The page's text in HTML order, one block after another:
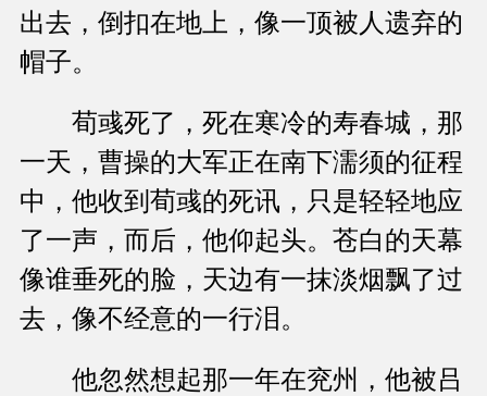
出去，倒扣在地上，像一顶被人遗弃的
帽子。
荀彧死了，死在寒冷的寿春城，那
一天，曹操的大军正在南下濡须的征程
中，他收到荀彧的死讯，只是轻轻地应
了一声，而后，他仰起头。苍白的天幕
像谁垂死的脸，天边有一抹淡烟飘了过
去，像不经意的一行泪。
他忽然想起那一年在兖州，他被吕